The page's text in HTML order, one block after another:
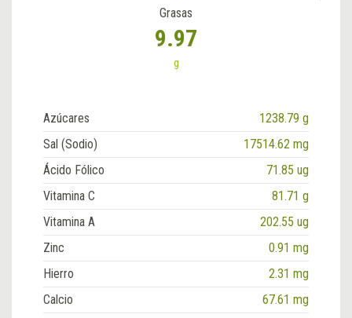
Grasas
9.97
g
Azúcares
1238.79 g
Sal (Sodio)
17514.62 mg
Ácido Fólico
71.85 ug
Vitamina C
81.71 g
Vitamina A
202.55 ug
Zinc
0.91 mg
Hierro
2.31 mg
Calcio
67.61 mg